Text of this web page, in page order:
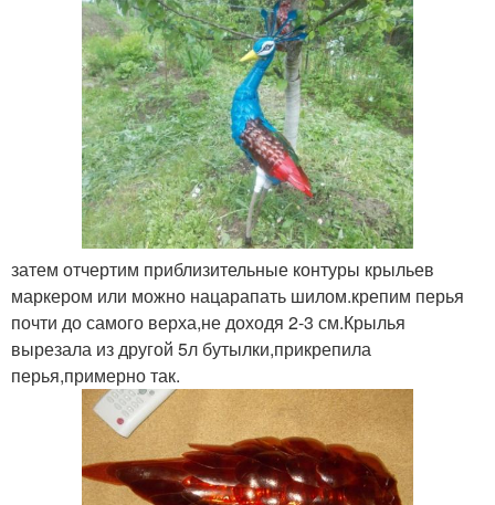
затем отчертим приблизительные контуры крыльев
маркером или можно нацарапать шилом.крепим перья
почти до самого верха,не доходя 2-3 см.Крылья
вырезала из другой 5л бутылки,прикрепила
перья,примерно так.